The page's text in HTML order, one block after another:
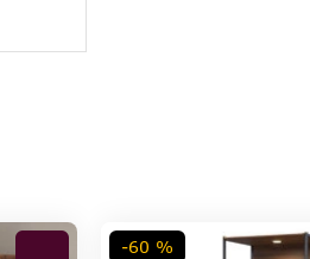
-60 %